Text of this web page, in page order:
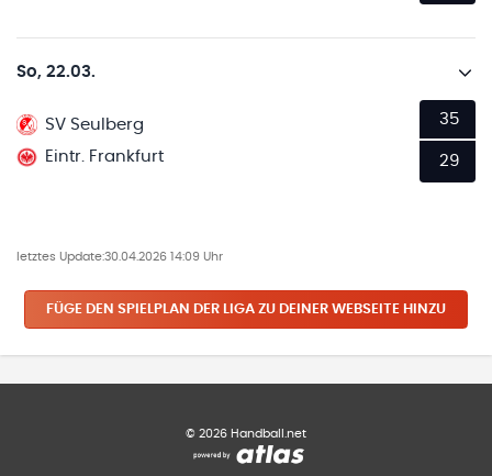
So, 22.03.
SV Seulberg
Eintr. Frankfurt
35
29
letztes Update:30.04.2026 14:09 Uhr
FÜGE DEN SPIELPLAN DER LIGA ZU DEINER WEBSEITE HINZU
© 2026 Handball.net